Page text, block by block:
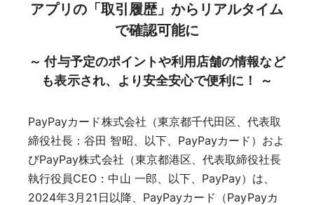
アプリの「取引履歴」からリアルタイム
で確認可能に
～ 付与予定のポイントや利用店舗の情報など
も表示され、より安全安心で便利に！ ～
PayPayカード株式会社（東京都千代田区、代表取
締役社長：谷田 智昭、以下、PayPayカード）およ
びPayPay株式会社（東京都港区、代表取締役社長
執行役員CEO：中山 一郎、以下、PayPay）は、
2024年3月21日以降、PayPayカード（PayPayカ